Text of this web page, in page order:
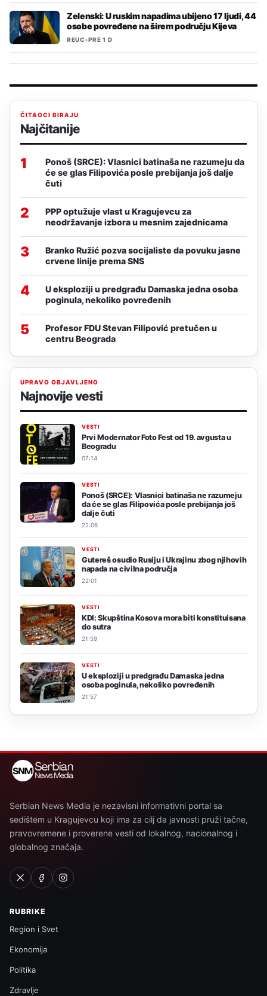
Zelenski: U ruskim napadima ubijeno 17 ljudi, 44
osobe povređene na širem području Kijeva
REUC•PRE 1 D
ČITAOCI BIRAJU
Najčitanije
1
Ponoš (SRCE): Vlasnici batinaša ne razumeju da
će se glas Filipovića posle prebijanja još dalje
čuti
2
PPP optužuje vlast u Kragujevcu za
neodržavanje izbora u mesnim zajednicama
3
Branko Ružić pozva socijaliste da povuku jasne
crvene linije prema SNS
4
U eksploziji u predgrađu Damaska jedna osoba
poginula, nekoliko povređenih
5
Profesor FDU Stevan Filipović pretučen u
centru Beograda
UPRAVO OBJAVLJENO
Najnovije vesti
VESTI
Prvi Modernator Foto Fest od 19. avgusta u
Beogradu
07:14
VESTI
Ponoš (SRCE): Vlasnici batinaša ne razumeju
da će se glas Filipovića posle prebijanja još
dalje čuti
22:06
VESTI
Gutereš osudio Rusiju i Ukrajinu zbog njihovih
napada na civilna područja
22:01
VESTI
KDI: Skupština Kosova mora biti konstituisana
do sutra
21:59
VESTI
U eksploziji u predgrađu Damaska jedna
osoba poginula, nekoliko povređenih
21:57
Serbian News Media je nezavisni informativni portal sa
sedištem u Kragujevcu koji ima za cilj da javnosti pruži tačne,
pravovremene i proverene vesti od lokalnog, nacionalnog i
globalnog značaja.
RUBRIKE
Region i Svet
Ekonomija
Politika
Zdravlje